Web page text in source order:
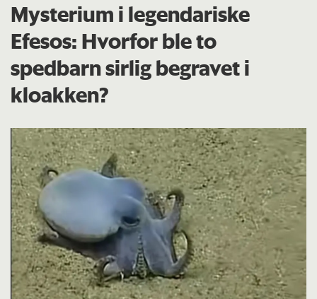
Mysterium i legendariske
Efesos: Hvorfor ble to
spedbarn sirlig begravet i
kloakken?